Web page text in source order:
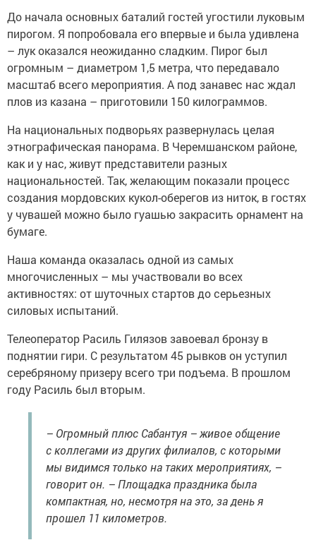
До начала основных баталий гостей угостили луковым
пирогом. Я попробовала его впервые и была удивлена
– лук оказался неожиданно сладким. Пирог был
огромным – диаметром 1,5 метра, что передавало
масштаб всего мероприятия. А под занавес нас ждал
плов из казана – приготовили 150 килограммов.
На национальных подворьях развернулась целая
этнографическая панорама. В Черемшанском районе,
как и у нас, живут представители разных
национальностей. Так, желающим показали процесс
создания мордовских кукол-оберегов из ниток, в гостях
у чувашей можно было гуашью закрасить орнамент на
бумаге.
Наша команда оказалась одной из самых
многочисленных – мы участвовали во всех
активностях: от шуточных стартов до серьезных
силовых испытаний.
Телеоператор Расиль Гилязов завоевал бронзу в
поднятии гири. С результатом 45 рывков он уступил
серебряному призеру всего три подъема. В прошлом
году Расиль был вторым.
– Огромный плюс Сабантуя – живое общение
с коллегами из других филиалов, с которыми
мы видимся только на таких мероприятиях, –
говорит он. – Площадка праздника была
компактная, но, несмотря на это, за день я
прошел 11 километров.